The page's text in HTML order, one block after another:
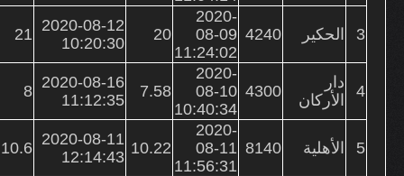
3 الحكير 4240
2020-
08-09
11:24:02
20
2020-08-12
10:20:30
21
4
دار
الأركان
4300
2020-
08-10
10:40:34
7.58
2020-08-16
11:12:35
8
5 الأهلية 8140
2020-
08-11
11:56:31
10.22
2020-08-11
12:14:43
10.6